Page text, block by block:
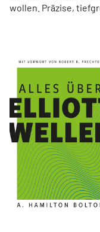
wollen. Präzise,